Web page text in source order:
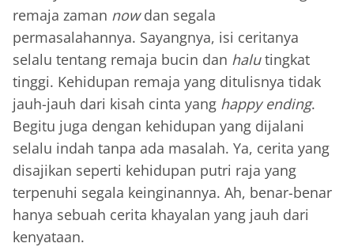
remaja zaman nowdan segala
permasalahannya. Sayangnya, isi ceritanya
selalu tentang remaja bucin dan halutingkat
tinggi. Kehidupan remaja yang ditulisnya tidak
jauh-jauh dari kisah cinta yang happy ending.
Begitu juga dengan kehidupan yang dijalani
selalu indah tanpa ada masalah. Ya, cerita yang
disajikan seperti kehidupan putri raja yang
terpenuhi segala keinginannya. Ah, benar-benar
hanya sebuah cerita khayalan yang jauh dari
kenyataan.